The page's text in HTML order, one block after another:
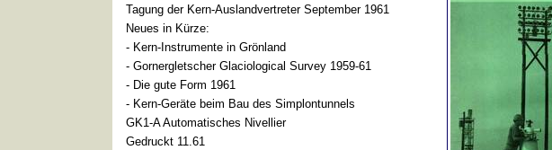
Tagung der Kern-Auslandvertreter September 1961
Neues in Kürze:
- Kern-Instrumente in Grönland
- Gornergletscher Glaciological Survey 1959-61
- Die gute Form 1961
- Kern-Geräte beim Bau des Simplontunnels
GK1-A Automatisches Nivellier
Gedruckt 11.61